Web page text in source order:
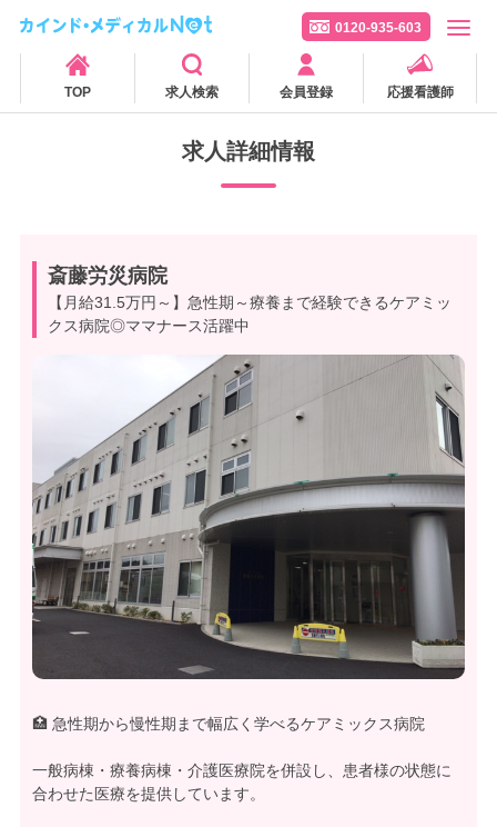
0120-935-603
TOP 求人検索 会員登録 応援看護師
求人詳細情報
斎藤労災病院
【月給31.5万円～】急性期～療養まで経験できるケアミッ
クス病院◎ママナース活躍中
🏥 急性期から慢性期まで幅広く学べるケアミックス病院
一般病棟・療養病棟・介護医療院を併設し、患者様の状態に
合わせた医療を提供しています。